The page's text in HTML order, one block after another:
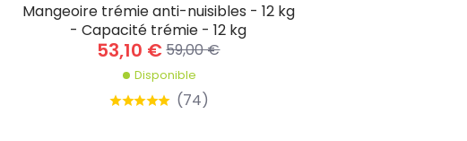
Mangeoire trémie anti-nuisibles - 12 kg
- Capacité trémie - 12 kg
53,10 €59,00 €
Disponible
(74)